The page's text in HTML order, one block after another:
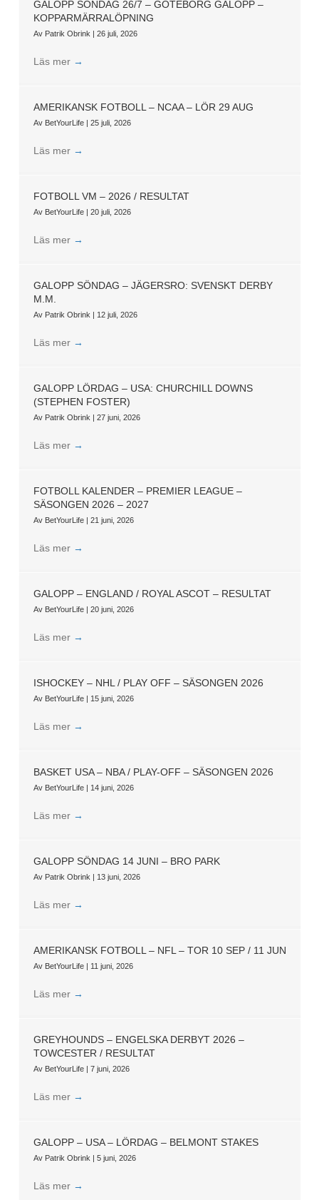
GALOPP SÖNDAG 26/7 – GÖTEBORG GALOPP –
KOPPARMÄRRALÖPNING
Av Patrik Obrink | 26 juli, 2026
Läs mer →
AMERIKANSK FOTBOLL – NCAA – LÖR 29 AUG
Av BetYourLife | 25 juli, 2026
Läs mer →
FOTBOLL VM – 2026 / RESULTAT
Av BetYourLife | 20 juli, 2026
Läs mer →
GALOPP SÖNDAG – JÄGERSRO: SVENSKT DERBY
M.M.
Av Patrik Obrink | 12 juli, 2026
Läs mer →
GALOPP LÖRDAG – USA: CHURCHILL DOWNS
(STEPHEN FOSTER)
Av Patrik Obrink | 27 juni, 2026
Läs mer →
FOTBOLL KALENDER – PREMIER LEAGUE –
SÄSONGEN 2026 – 2027
Av BetYourLife | 21 juni, 2026
Läs mer →
GALOPP – ENGLAND / ROYAL ASCOT – RESULTAT
Av BetYourLife | 20 juni, 2026
Läs mer →
ISHOCKEY – NHL / PLAY OFF – SÄSONGEN 2026
Av BetYourLife | 15 juni, 2026
Läs mer →
BASKET USA – NBA / PLAY-OFF – SÄSONGEN 2026
Av BetYourLife | 14 juni, 2026
Läs mer →
GALOPP SÖNDAG 14 JUNI – BRO PARK
Av Patrik Obrink | 13 juni, 2026
Läs mer →
AMERIKANSK FOTBOLL – NFL – TOR 10 SEP / 11 JUN
Av BetYourLife | 11 juni, 2026
Läs mer →
GREYHOUNDS – ENGELSKA DERBYT 2026 –
TOWCESTER / RESULTAT
Av BetYourLife | 7 juni, 2026
Läs mer →
GALOPP – USA – LÖRDAG – BELMONT STAKES
Av Patrik Obrink | 5 juni, 2026
Läs mer →